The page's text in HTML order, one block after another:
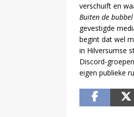
verschuift en
Buiten de bubbel
gevestigde
begint dat wel
in Hilversumse
Discord-
eigen publieke